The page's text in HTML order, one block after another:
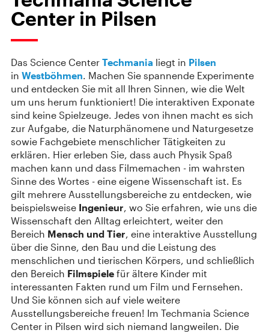
Center in Pilsen
Das Science Center Techmania liegt in Pilsen
in Westböhmen. Machen Sie spannende Experimente
und entdecken Sie mit all Ihren Sinnen, wie die Welt
um uns herum funktioniert! Die interaktiven Exponate
sind keine Spielzeuge. Jedes von ihnen macht es sich
zur Aufgabe, die Naturphänomene und Naturgesetze
sowie Fachgebiete menschlicher Tätigkeiten zu
erklären. Hier erleben Sie, dass auch Physik Spaß
machen kann und dass Filmemachen - im wahrsten
Sinne des Wortes - eine eigene Wissenschaft ist. Es
gilt mehrere Ausstellungsbereiche zu entdecken, wie
beispielsweise Ingenieur, wo Sie erfahren, wie uns die
Wissenschaft den Alltag erleichtert, weiter den
Bereich Mensch und Tier, eine interaktive Ausstellung
über die Sinne, den Bau und die Leistung des
menschlichen und tierischen Körpers, und schließlich
den Bereich Filmspiele für ältere Kinder mit
interessanten Fakten rund um Film und Fernsehen.
Und Sie können sich auf viele weitere
Ausstellungsbereiche freuen! Im Techmania Science
Center in Pilsen wird sich niemand langweilen. Die